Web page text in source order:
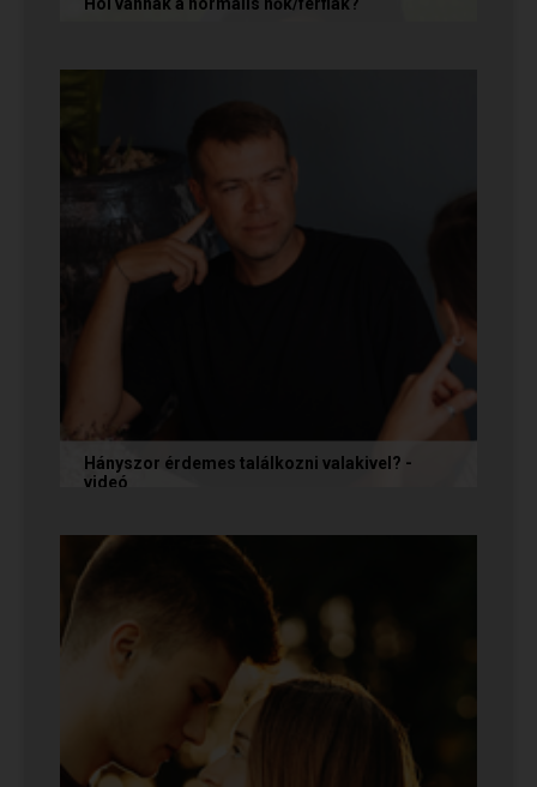
őket, és vagy házasokkal...
Hányszor érdemes találkozni valakivel? -
videó
tépelődünk: mit tegyünk, ha valakit
szimpatikusnak találunk elsőre, de még...